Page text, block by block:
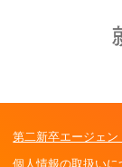
第二新卒エージェン
個人情報の取扱いに